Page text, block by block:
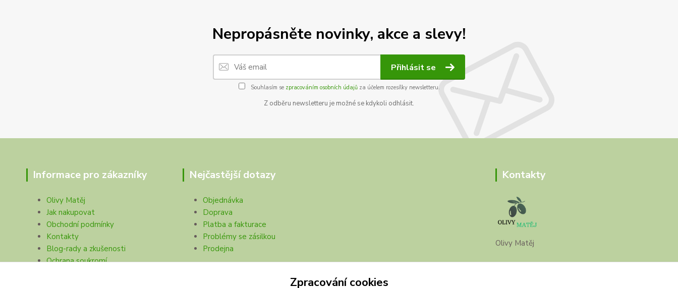
Nepropásněte novinky, akce a slevy!
Přihlásit se
Souhlasím se zpracováním osobních údajůza účelem rozesílky newsletteru.
Z odběru newsletteru je možné se kdykoli odhlásit.
Informace pro zákazníky
Olivy Matěj
Jak nakupovat
Obchodní podmínky
Kontakty
Blog-rady a zkušenosti
Ochrana soukromí
Nejčastější dotazy
Objednávka
Doprava
Platba a fakturace
Problémy se zásilkou
Prodejna
Kontakty
Olivy Matěj
Zpracování cookies